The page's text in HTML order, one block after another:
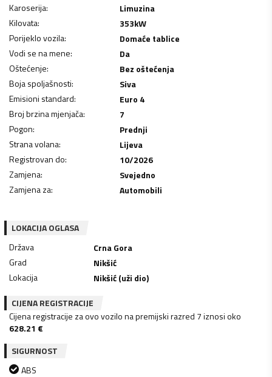
Karoserija:
Limuzina
Kilovata: 353kW
Porijeklo vozila:
Domaće tablice
Vodi se na mene:
Da
Oštećenje:
Bez oštećenja
Boja spoljašnosti:
Siva
Emisioni standard:
Euro 4
Broj brzina mjenjača:
7
Pogon:
Prednji
Strana volana:
Lijeva
Registrovan do:
10/2026
Zamjena:
Svejedno
Zamjena za: Automobili
LOKACIJA OGLASA
Država
Crna Gora
Grad
Nikšić
Lokacija
Nikšić (uži dio)
CIJENA REGISTRACIJE
Cijena registracije za ovo vozilo na premijski razred 7 iznosi oko
628.21 €
SIGURNOST
ABS